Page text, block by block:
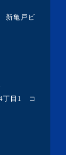
新亀戸ビ
丁目1 コ